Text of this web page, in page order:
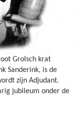
Grolsch krat
Sanderink, is de
zijn Adjudant.
jubileum onder de